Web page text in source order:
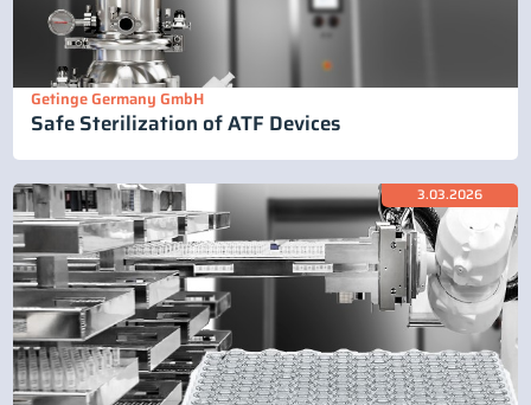
Getinge Germany GmbH
Safe Sterilization of ATF Devices
3.03.2026